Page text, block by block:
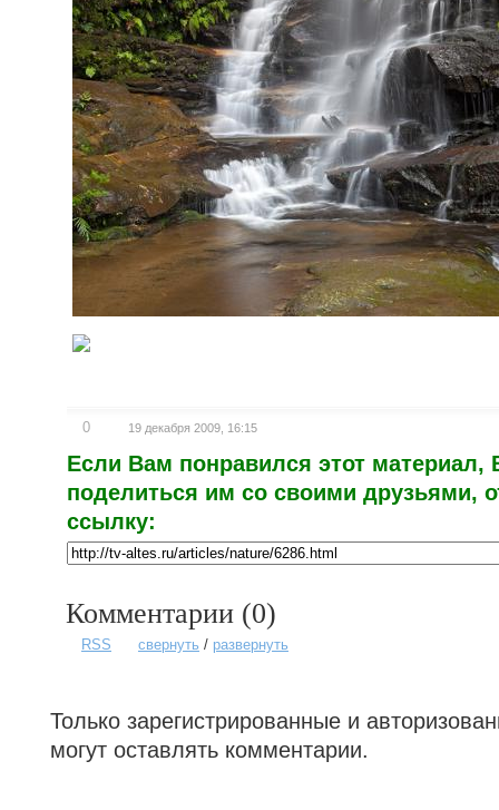
0 19 декабря 2009, 16:15
Если Вам понравился этот
поделиться им со своими друзьями,
ссылку:
Комментарии (0)
RSS свернуть / развернуть
Только зарегистрированные и
могут оставлять комментарии.